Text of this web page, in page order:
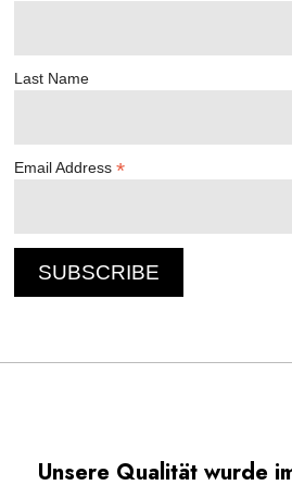
Last Name
Email Address*
Unsere Qualität wurde